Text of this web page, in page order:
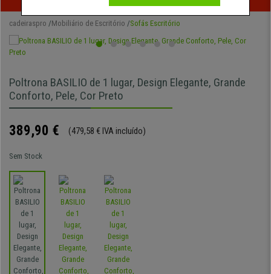
cadeiraspro Mobiliário de Escritório Sofás Escritório
Poltrona BASILIO de 1 lugar, Design Elegante, Grande
Conforto, Pele, Cor Preto
389,90 € (479,58 € IVA incluído)
Sem Stock